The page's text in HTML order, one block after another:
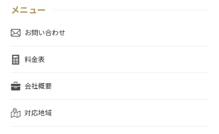
メニュー
お問い合わせ
料金表
会社概要
対応地域